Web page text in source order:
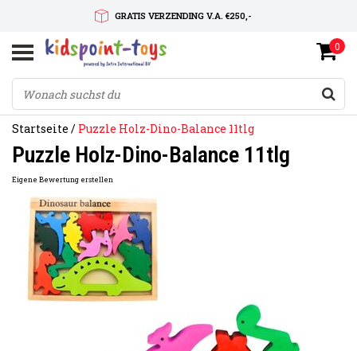
GRATIS VERZENDING V.A. €250,-
SNELLE LEVERTIJD
SERVICE OP MAAT
0
Startseite / Puzzle Holz-Dino-Balance 11tlg
Puzzle Holz-Dino-Balance 11tlg
Eigene Bewertung erstellen